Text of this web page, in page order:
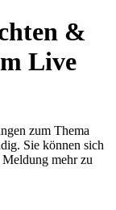
&
Live
zum Thema
Sie können sich
mehr zu